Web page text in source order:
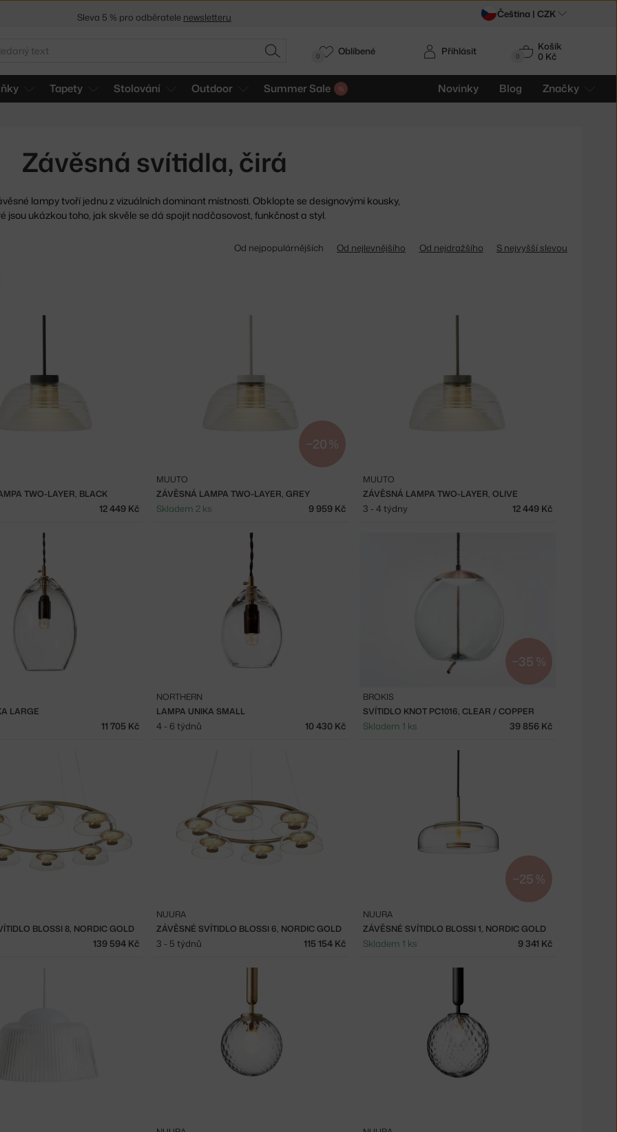
HLEDAT 0
Košík
0 Kč
Tapety Stolování Outdoor Summer Sale Novinky Blog Značky
Přihlásit
0 Oblíbené
Závěsná svítidla, čirá
lampy tvoří jednu z vizuálních dominant místnosti. Obklopte se designovými kousky,
jsou ukázkou toho, jak skvěle se dá spojit nadčasovost, funkčnost a styl.
Od nejpopulárnějších Od nejlevnějšího Od nejdražšího S nejvyšší slevou
TWO-LAYER, BLACK
12 449 Kč
−20 %
ZÁVĚSNÁ LAMPA TWO-LAYER, GREY
MUUTO
Skladem 2 ks 9 959 Kč
ZÁVĚSNÁ LAMPA TWO-LAYER, OLIVE
MUUTO
3 - 4 týdny 12 449 Kč
LARGE
11 705 Kč
LAMPA UNIKA SMALL
NORTHERN
4 - 6 týdnů 10 430 Kč
−35 %
SVÍTIDLO KNOT PC1016, CLEAR / COPPER
BROKIS
Skladem 1 ks 39 856 Kč
BLOSSI 8, NORDIC GOLD
139 594 Kč
ZÁVĚSNÉ SVÍTIDLO BLOSSI 6, NORDIC GOLD
NUURA
3 - 5 týdnů 115 154 Kč
−25 %
ZÁVĚSNÉ SVÍTIDLO BLOSSI 1, NORDIC GOLD
NUURA
Skladem 1 ks 9 341 Kč
Sleva 5 % pro odběratele newsletteru Čeština | CZK